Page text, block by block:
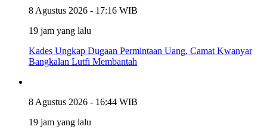
8 Agustus 2026 - 17:16 WIB
19 jam yang lalu
Kades Ungkap Dugaan Permintaan Uang, Camat Kwanyar
Bangkalan Lutfi Membantah
8 Agustus 2026 - 16:44 WIB
19 jam yang lalu